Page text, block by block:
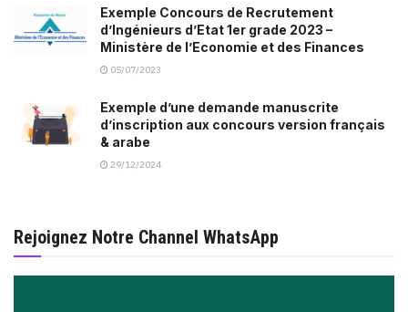
Exemple Concours de Recrutement
d’Ingénieurs d’Etat 1er grade 2023 –
Ministère de l’Economie et des Finances
05/07/2023
Exemple d’une demande manuscrite
d’inscription aux concours version français
& arabe
29/12/2024
Rejoignez Notre Channel WhatsApp